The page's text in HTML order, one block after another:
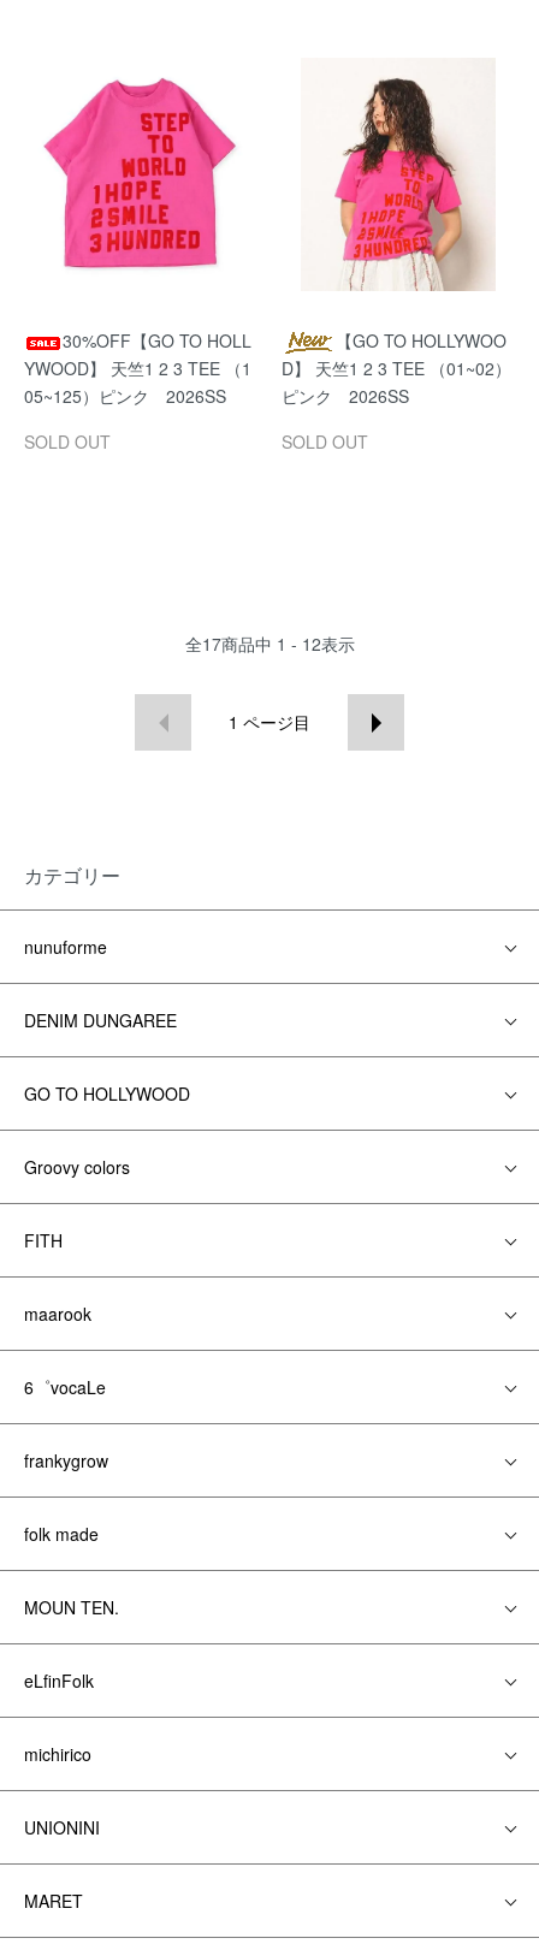
30%OFF【GO TO HOLL
YWOOD】 天竺1 2 3 TEE （1
05~125）ピンク 2026SS
SOLD OUT
【GO TO HOLLYWOO
D】 天竺1 2 3 TEE （01~02）
ピンク 2026SS
SOLD OUT
全17商品中 1 - 12表示
1 ページ目
カテゴリー
nunuforme
DENIM DUNGAREE
GO TO HOLLYWOOD
Groovy colors
FITH
maarook
6゜vocaLe
frankygrow
folk made
MOUN TEN.
eLfinFolk
michirico
UNIONINI
MARET